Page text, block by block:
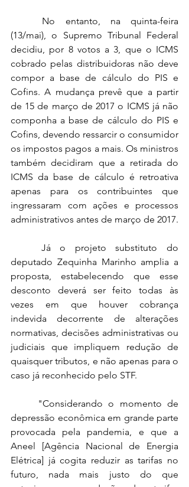
(13/mai), o Supremo Tribunal Federal
decidiu, por 8 votos a 3, que o ICMS
cobrado pelas distribuidoras não deve
compor a base de cálculo do PIS e
Cofins. A mudança prevê que a partir
de 15 de março de 2017 o ICMS já não
componha a base de cálculo do PIS e
Cofins, devendo ressarcir o consumidor
os impostos pagos a mais. Os ministros
também decidiram que a retirada do
ICMS da base de cálculo é retroativa
apenas para os contribuintes que
ingressaram com ações e processos
administrativos antes de março de 2017.
deputado Zequinha Marinho amplia a
proposta, estabelecendo que esse
desconto deverá ser feito todas às
vezes em que houver cobrança
indevida decorrente de alterações
normativas, decisões administrativas ou
judiciais que impliquem redução de
quaisquer tributos, e não apenas para o
caso já reconhecido pelo STF.
depressão econômica em grande parte
provocada pela pandemia, e que a
Aneel [Agência Nacional de Energia
Elétrica] já cogita reduzir as tarifas no
futuro, nada mais justo do que